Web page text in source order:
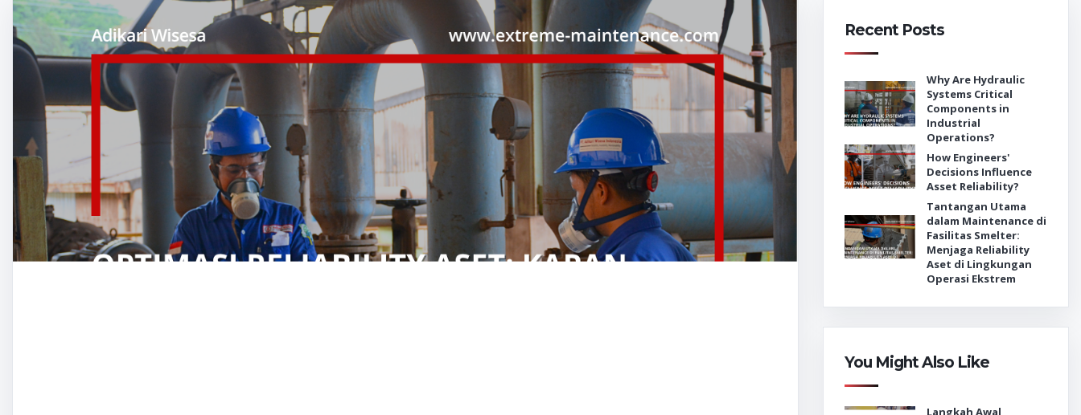
Recent Posts
Why Are Hydraulic
Systems Critical
Components in
Industrial
Operations?
How Engineers'
Decisions Influence
Asset Reliability?
Tantangan Utama
dalam Maintenance di
Fasilitas Smelter:
Menjaga Reliability
Aset di Lingkungan
Operasi Ekstrem
You Might Also Like
Langkah Awal